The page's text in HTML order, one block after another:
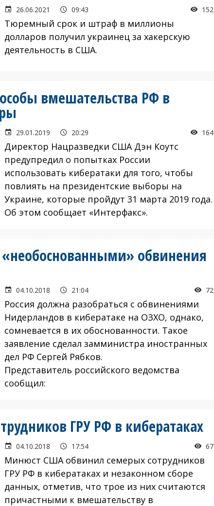
26.06.2021 09:43 152
Тюремный срок и штраф в миллионы
долларов получил украинец за хакерскую
деятельность в США.
вмешательства РФ в
29.01.2019 20:29 164
Директор Нацразведки США Дэн Коутс
предупредил о попытках России
использовать кибератаки для того, чтобы
повлиять на президентские выборы на
Украине, которые пройдут 31 марта 2019 года.
Об этом сообщает «Интерфакс».
«необоснованными» обвинения
04.10.2018 21:04 72
Россия должна разобраться с обвинениями
Нидерландов в кибератаке на ОЗХО, однако,
сомневается в их обоснованности. Такое
заявление сделал замминистра иностранных
дел РФ Сергей Рябков.
Представитель российского ведомства
сообщил:
ГРУ РФ в кибератаках‍
04.10.2018 17:54 67
Минюст США обвинил семерых сотрудников
ГРУ РФ в кибератаках и незаконном сборе
данных, отметив, что трое из них считаются
причастными к вмешательству в